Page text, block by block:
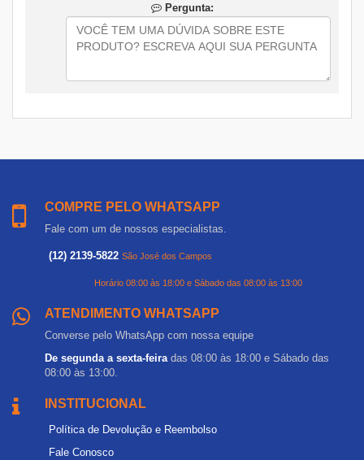
Pergunta:
COMPRE PELO WHATSAPP
Fale com um de nossos especialistas.
(12) 2139-5822 São José dos Campos
Horário 08:00 às 18:00 e Sábado das 08:00 às 13:00
ATENDIMENTO WHATSAPP
Converse pelo WhatsApp com nossa equipe
De segunda a sexta-feira das 08:00 às 18:00 e Sábado das
08:00 às 13:00.
INSTITUCIONAL
Política de Devolução e Reembolso
Fale Conosco